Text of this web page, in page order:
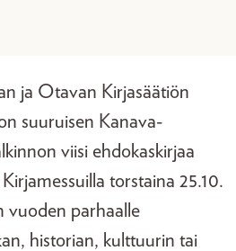
ja Otavan Kirjasäätiön
suuruisen Kanava-
viisi ehdokaskirjaa
torstaina 25.10.
vuoden parhaalle
historian, kulttuurin tai